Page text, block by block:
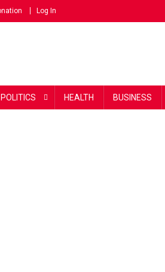
Log In
POLITICS HEALTH BUSINESS